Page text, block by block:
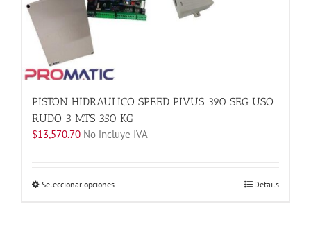
en
la
producto
PISTON HIDRAULICO SPEED PIVUS 390 SEG USO
RUDO 3 MTS 350 KG
$13,570.70 No incluye IVA
Seleccionar opcionesEste
Details